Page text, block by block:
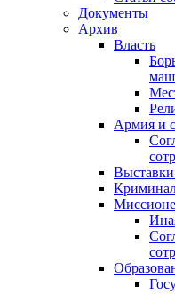
Документы
Архив
Власть
Армия и